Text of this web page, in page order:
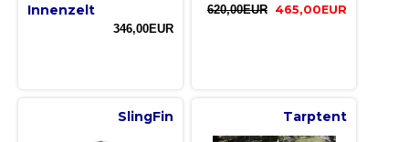
Innenzelt
346,00EUR
620,00EUR 465,00EUR
SlingFin Tarptent